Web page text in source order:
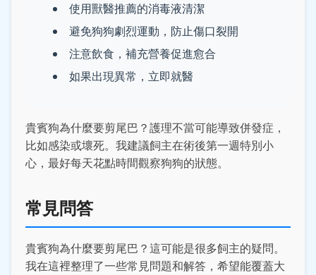
使用獸醫推薦的消毒液清潔
避免狗狗劇烈運動，防止傷口裂開
注意飲食，補充營養促進愈合
如果出現異常，立即就醫
貴賓狗為什麼要剪尾巴？護理不當可能導致併發症，
比如感染或壞死。我建議飼主在術後第一週特別小
心，最好每天花點時間觀察狗狗的狀態。
常見問答
貴賓狗為什麼要剪尾巴？這可能是很多飼主的疑問。
我在這裡整理了一些常見問題和解答，希望能覆蓋大